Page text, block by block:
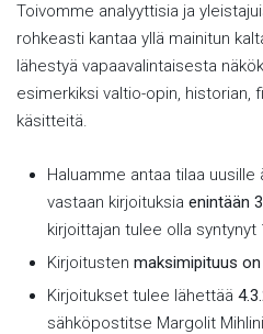
Toivomme analyyttisia ja
rohkeasti kantaa yllä mainitun
lähestyä vapaavalintaisesta
esimerkiksi valtio-opin, historian,
käsitteitä.
Haluamme antaa tilaa
vastaan kirjoituksia enintään
kirjoittajan tulee olla syntynyt
Kirjoitusten maksimipituus
Kirjoitukset tulee lähettää
sähköpostitse Margolit